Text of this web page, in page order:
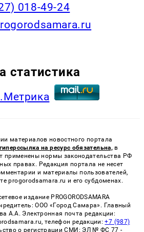
018-49-24
статистика
материалов новостного портала
гиперссылка на ресурс обязательна, в
применены нормы законодательства РФ
правах. Редакция портала не несет
и материалы пользователей,
progorodsamara.ru и его субдоменах.
издание PROGORODSAMARA
ООО «Город Самара». Главный
А.А. Электронная почта редакции:
телефон редакции:+7 (987)
о регистрации СМИ: ЭЛ № ФС 77 -